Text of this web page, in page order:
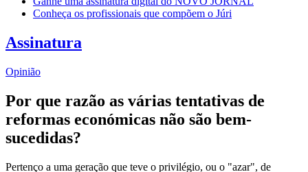
Conheça os profissionais que compõem o Júri
Assinatura
Opinião
Por que razão as várias tentativas de
reformas económicas não são bem-
sucedidas?
Pertenço a uma geração que teve o privilégio, ou o "azar", de